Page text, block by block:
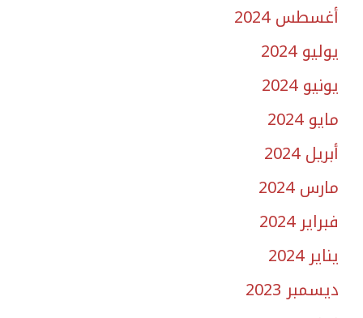
أغسطس 2024
يوليو 2024
يونيو 2024
مايو 2024
أبريل 2024
مارس 2024
فبراير 2024
يناير 2024
ديسمبر 2023